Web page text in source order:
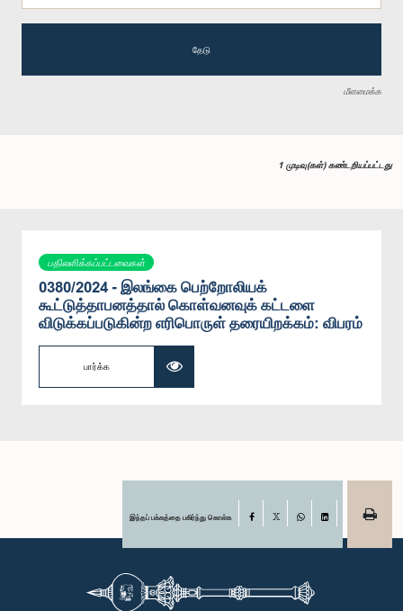
தேடு
மீளமைக்க
1 முடிவு(கள்) கண்டறியப்பட்டது
பதிலளிக்கப்பட்டவைகள்
0380/2024 - இலங்கை பெற்றோலியக்
கூட்டுத்தாபனத்தால் கொள்வனவுக் கட்டளை
விடுக்கப்படுகின்ற எரிபொருள் தரையிறக்கம்: விபரம்
பார்க்க
இந்தப் பக்கத்தை பகிர்ந்து கொள்க Facebook